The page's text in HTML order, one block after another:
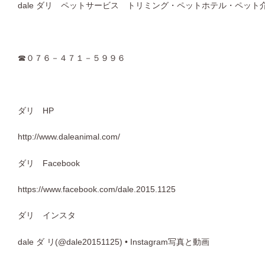
dale ダリ ペットサービス トリミング・ペットホテル・ペット
☎０７６－４７１－５９９６
ダリ HP
http://www.daleanimal.com/
ダリ Facebook
https://www.facebook.com/dale.2015.1125
ダリ インスタ
dale ダ リ(@dale20151125) • Instagram写真と動画